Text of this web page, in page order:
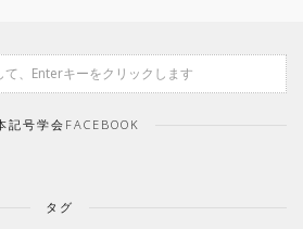
記号学会FACEBOOK
タグ